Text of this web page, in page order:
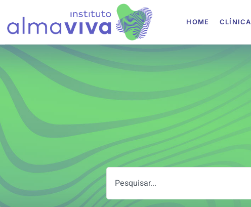
Instituto Alma Viva
HOME CLÍNICA